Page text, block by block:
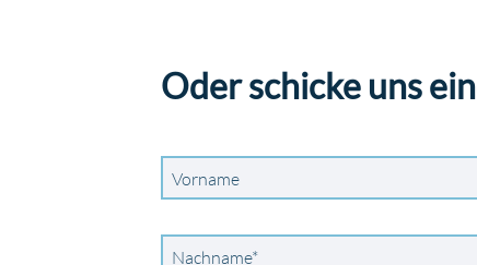
Oder schicke uns
Vorname
Pflichtfeld
Nachname*